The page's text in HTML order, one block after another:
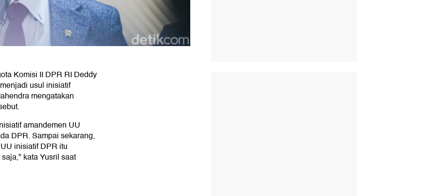
Komisi II DPR RI Deddy
menjadi usul inisiatif
mengatakan
amandemen UU
DPR. Sampai sekarang,
inisiatif DPR itu
kata Yusril saat